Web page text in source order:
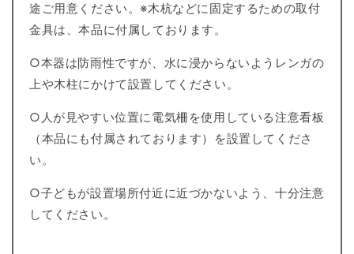
途ご用意ください。※木杭などに固定するための取付
金具は、本品に付属しております。
○本器は防雨性ですが、水に浸からないようレンガの
上や木柱にかけて設置してください。
○人が見やすい位置に電気柵を使用している注意看板
（本品にも付属されております）を設置してくださ
い。
○子どもが設置場所付近に近づかないよう、十分注意
してください。